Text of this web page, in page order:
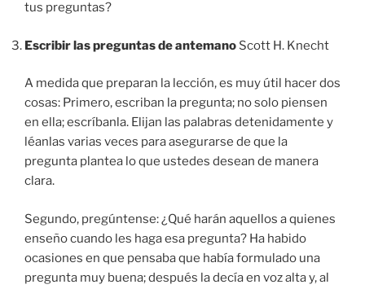
tus preguntas?
Escribir las preguntas de antemano Scott H. Knecht
A medida que preparan la lección, es muy útil hacer dos
cosas: Primero, escriban la pregunta; no solo piensen
en ella; escríbanla. Elijan las palabras detenidamente y
léanlas varias veces para asegurarse de que la
pregunta plantea lo que ustedes desean de manera
clara.
Segundo, pregúntense: ¿Qué harán aquellos a quienes
enseño cuando les haga esa pregunta? Ha habido
ocasiones en que pensaba que había formulado una
pregunta muy buena; después la decía en voz alta y, al